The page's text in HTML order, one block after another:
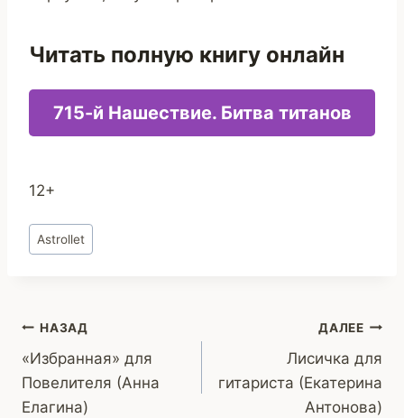
Читать полную книгу онлайн
715-й Нашествие. Битва титанов
12+
Метки
записи:
Astrollet
Навигация
по
записям
НАЗАД
«Избранная» для
Повелителя (Анна
Елагина)
ДАЛЕЕ
Лисичка для
гитариста (Екатерина
Антонова)